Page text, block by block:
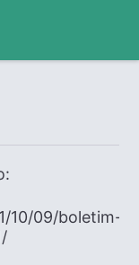
10/09/boletim-